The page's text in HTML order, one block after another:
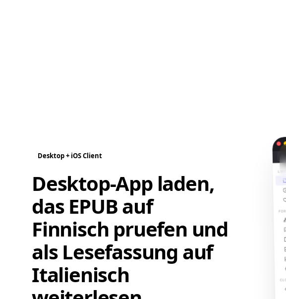
Desktop + iOS Client
Desktop-App laden,
das EPUB auf
Finnisch pruefen und
als Lesefassung auf
Italienisch